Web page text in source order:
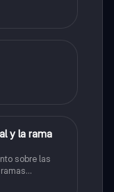
y la rama
sobre las